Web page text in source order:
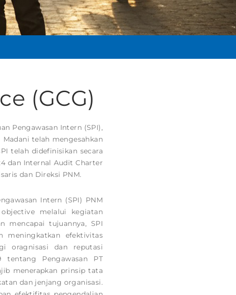
(GCG)
Pengawasan Intern (SPI),
Madani telah mengesahkan
telah didefinisikan secara
dan Internal Audit Charter
dan Direksi PNM.
Intern (SPI) PNM
melalui kegiatan
mencapai tujuannya, SPI
meningkatkan efektivitas
oragnisasi dan reputasi
tentang Pengawasan PT
menerapkan prinsip tata
dan jenjang organisasi.